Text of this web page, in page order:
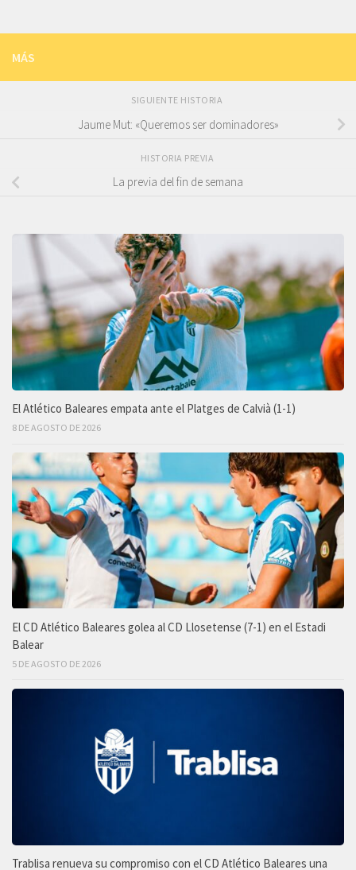
MÁS
SIGUIENTE HISTORIA
Jaume Mut: «Queremos ser dominadores»
HISTORIA PREVIA
La previa del fin de semana
El Atlético Baleares empata ante el Platges de Calvià (1-1)
8 DE AGOSTO DE 2026
El CD Atlético Baleares golea al CD Llosetense (7-1) en el Estadi
Balear
5 DE AGOSTO DE 2026
Trablisa renueva su compromiso con el CD Atlético Baleares una